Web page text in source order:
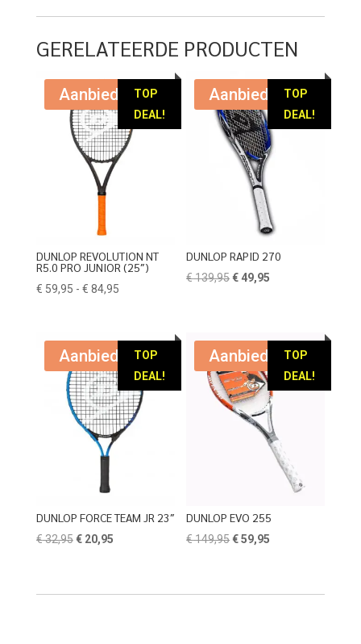
GERELATEERDE PRODUCTEN
TOP
DEAL!
Aanbieding!
DUNLOP REVOLUTION NT
R5.0 PRO JUNIOR (25″)
€ 59,95 - € 84,95Prijsklasse:
€ 84,95
TOP
DEAL!
Aanbieding!
DUNLOP RAPID 270
€139,95Oorspronkelijke
€ 139,95.
€ 49,95
€ 49,95.
TOP
DEAL!
Aanbieding!
DUNLOP FORCE TEAM JR 23″
€32,95 Oorspronkelijke
€20,95Huidige
TOP
DEAL!
Aanbieding!
DUNLOP EVO 255
€149,95Oorspronkelijke
€59,95